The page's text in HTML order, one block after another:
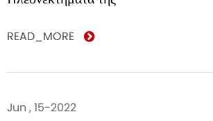
READ_MORE
Jun , 15-2022